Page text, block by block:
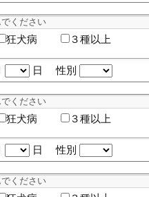
狂犬病 ３種以上
日 性別
狂犬病 ３種以上
日 性別